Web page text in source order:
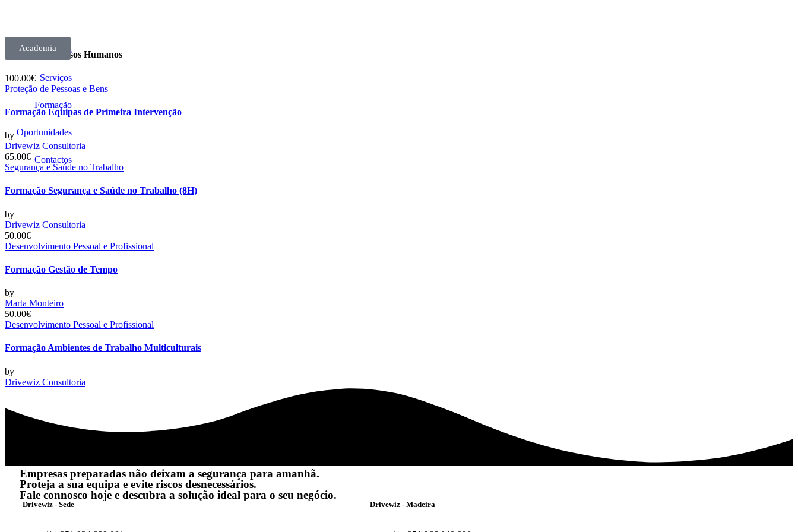
Sobre Nós
Serviços
Formação
Oportunidades
Contactos
Academia
Etiqueta:Recursos Humanos
100.00€
Proteção de Pessoas e Bens
Formação Equipas de Primeira Intervenção
by
Drivewiz Consultoria
65.00€
Segurança e Saúde no Trabalho
Formação Segurança e Saúde no Trabalho (8H)
by
Drivewiz Consultoria
50.00€
Desenvolvimento Pessoal e Profissional
Formação Gestão de Tempo
by
Marta Monteiro
50.00€
Desenvolvimento Pessoal e Profissional
Formação Ambientes de Trabalho Multiculturais
by
Drivewiz Consultoria
Empresas preparadas não deixam a segurança para amanhã.
Proteja a sua equipa e evite riscos desnecessários.
Fale connosco hoje e descubra a solução ideal para o seu negócio.
Drivewiz - Sede Drivewiz - Madeira